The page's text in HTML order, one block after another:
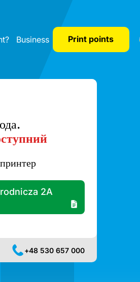
Business Print points
2A
+48 530 657 000